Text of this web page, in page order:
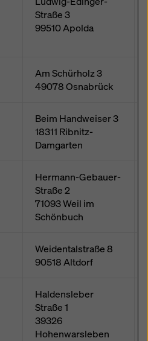
Straße 3
99510Apolda
Am Schürholz 3
49078Osnabrück
Beim Handweiser 3
18311 Ribnitz-
Damgarten
Hermann-Gebauer-
Straße 2
71093Weil im
Schönbuch
Weidentalstraße 8
90518Altdorf
Haldensleber
Straße 1
39326
Hohenwarsleben